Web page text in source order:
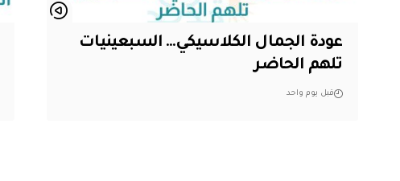
عودة الجمال الكلاسيكي… السبعينيات
تلهم الحاضر
قبل يوم واحد